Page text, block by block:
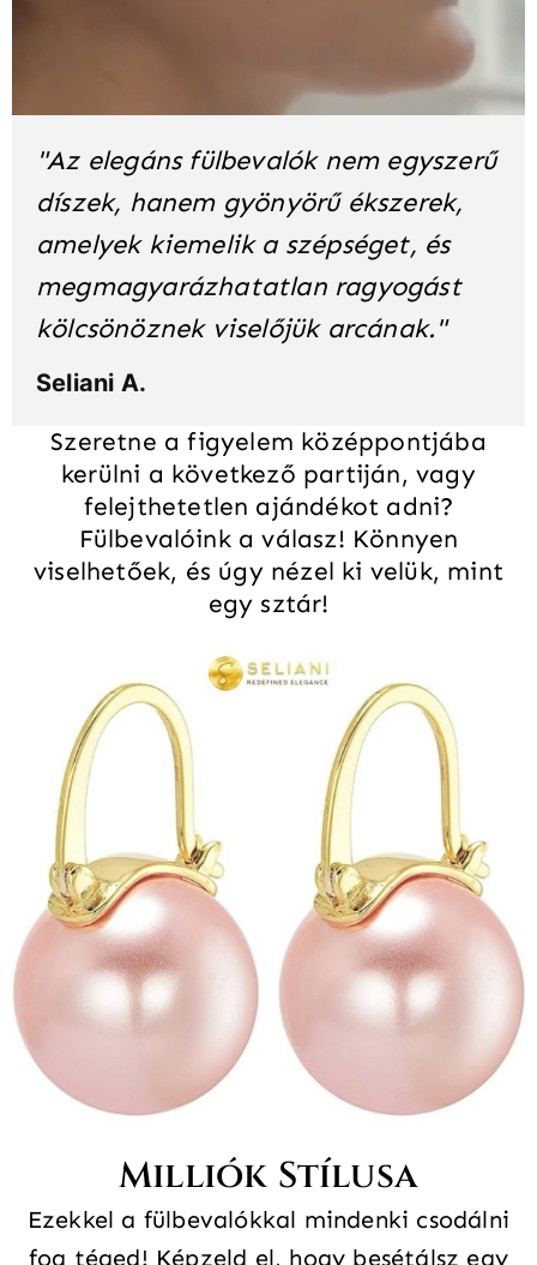
Szeretne a figyelem középpontjába
kerülni a következő partiján, vagy
felejthetetlen ajándékot adni?
Fülbevalóink a válasz! Könnyen
viselhetőek, és úgy nézel ki velük, mint
egy sztár!
"Az elegáns fülbevalók nem egyszerű
díszek, hanem gyönyörű ékszerek,
amelyek kiemelik a szépséget, és
megmagyarázhatatlan ragyogást
kölcsönöznek viselőjük arcának."
Seliani A.
Milliók Stílusa
Ezekkel a fülbevalókkal mindenki csodálni
fog téged! Képzeld el, hogy besétálsz egy